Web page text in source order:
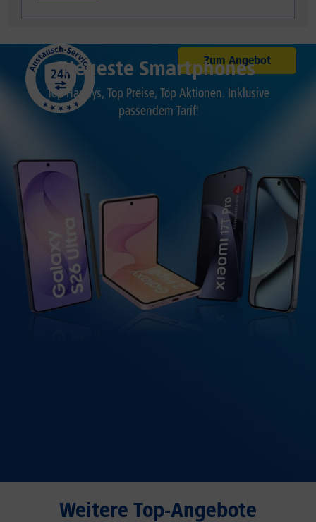
Zum Angebot
Neueste Smartphones
Top Handys, Top Preise, Top Aktionen. Inklusive
passendem Tarif!
Weitere Top-Angebote